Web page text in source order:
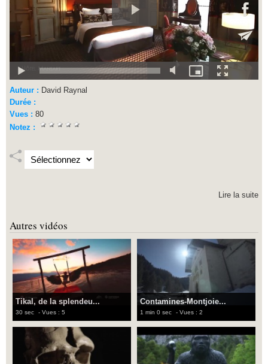
Auteur : David Raynal
Durée :
Vues : 80
Notez :
Lire la suite
Autres vidéos
Tikal, de la splendeu...
30 sec - Vues : 5
Contamines-Montjoie...
1 min 0 sec - Vues : 2